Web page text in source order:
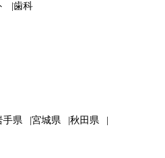
歯科
手県 宮城県
秋田県